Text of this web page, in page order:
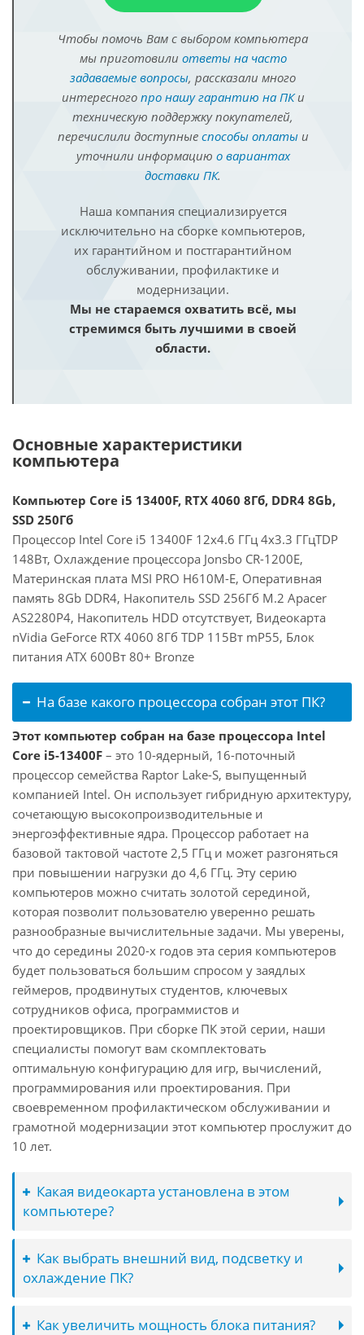
Чтобы помочь Вам с выбором компьютера
мы приготовили ответы на часто
задаваемые вопросы, рассказали много
интересного про нашу гарантию на ПКи
техническую поддержку покупателей,
перечислили доступные способы оплатыи
уточнили информацию о вариантах
доставки ПК.
Наша компания специализируется
исключительно на сборке компьютеров,
их гарантийном и постгарантийном
обслуживании, профилактике и
модернизации.
Мы не стараемся охватить всё, мы
стремимся быть лучшими в своей
области.
Основные характеристики
компьютера
Компьютер Core i5 13400F, RTX 4060 8Гб, DDR4 8Gb,
SSD 250Гб
Процессор Intel Core i5 13400F 12x4.6 ГГц 4x3.3 ГГцTDP
148Вт, Охлаждение процессора Jonsbo CR-1200E,
Материнская плата MSI PRO H610M-E, Оперативная
память 8Gb DDR4, Накопитель SSD 256Гб M.2 Apacer
AS2280P4, Накопитель HDD отсутствует, Видеокарта
nVidia GeForce RTX 4060 8Гб TDP 115Вт mP55, Блок
питания ATX 600Вт 80+ Bronze
На базе какого процессора собран этот ПК?
Этот компьютер собран на базе процессора Intel
Core i5-13400F – это 10-ядерный, 16-поточный
процессор семейства Raptor Lake-S, выпущенный
компанией Intel. Он использует гибридную архитектуру,
сочетающую высокопроизводительные и
энергоэффективные ядра. Процессор работает на
базовой тактовой частоте 2,5 ГГц и может разгоняться
при повышении нагрузки до 4,6 ГГц. Эту серию
компьютеров можно считать золотой серединой,
которая позволит пользователю уверенно решать
разнообразные вычислительные задачи. Мы уверены,
что до середины 2020-х годов эта серия компьютеров
будет пользоваться большим спросом у заядлых
геймеров, продвинутых студентов, ключевых
сотрудников офиса, программистов и
проектировщиков. При сборке ПК этой серии, наши
специалисты помогут вам скомплектовать
оптимальную конфигурацию для игр, вычислений,
программирования или проектирования. При
своевременном профилактическом обслуживании и
грамотной модернизации этот компьютер прослужит до
10 лет.
Какая видеокарта установлена в этом
компьютере?
Как выбрать внешний вид, подсветку и
охлаждение ПК?
Как увеличить мощность блока питания?